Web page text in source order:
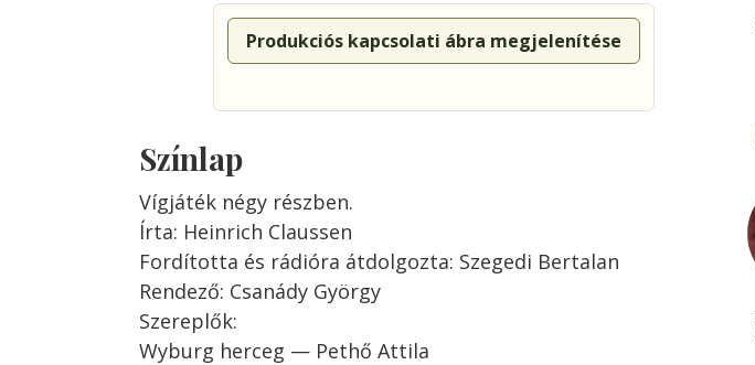
Produkciós kapcsolati ábra megjelenítése
Színlap
Vígjáték négy részben.
Írta: Heinrich Claussen
Fordította és rádióra átdolgozta: Szegedi Bertalan
Rendező: Csanády György
Szereplők:
Wyburg herceg — Pethő Attila